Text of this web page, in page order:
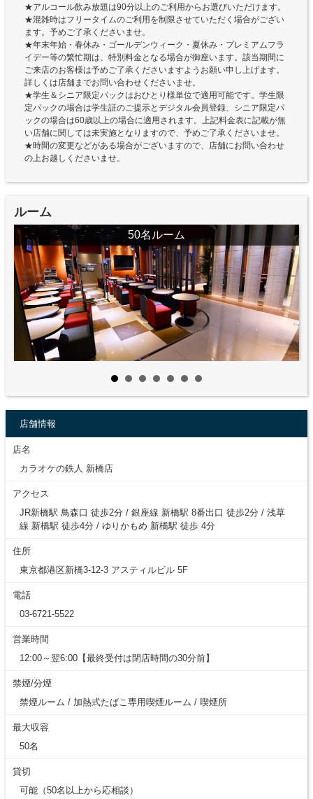
★アルコール飲み放題は90分以上のご利用からお選びいただけます。
★混雑時はフリータイムのご利用を制限させていただく場合がござい
ます。予めご了承くださいませ。
★年末年始・春休み・ゴールデンウィーク・夏休み・プレミアムフラ
イデー等の繁忙期は、特別料金となる場合が御座います。該当期間に
ご来店のお客様は予めご了承くださいますようお願い申し上げます。
詳しくは店舗までお問い合わせくださいませ。
★学生＆シニア限定パックはおひとり様単位で適用可能です。学生限
定パックの場合は学生証のご提示とデジタル会員登録、シニア限定パ
ックの場合は60歳以上の場合に適用されます。上記料金表に記載が無
い店舗に関しては未実施となりますので、予めご了承くださいませ。
★時間の変更などがある場合がございますので、店舗にお問い合わせ
の上お越しくださいませ。
ルーム
50名ルーム
店舗情報
店名
カラオケの鉄人 新橋店
アクセス
JR新橋駅 鳥森口 徒歩2分 / 銀座線 新橋駅 8番出口 徒歩2分 / 浅草
線 新橋駅 徒歩4分 / ゆりかもめ 新橋駅 徒歩 4分
住所
東京都港区新橋3-12-3 アスティルビル 5F
電話
03-6721-5522
営業時間
12:00～翌6:00【最終受付は閉店時間の30分前】
禁煙/分煙
禁煙ルーム / 加熱式たばこ専用喫煙ルーム / 喫煙所
最大収容
50名
貸切
可能（50名以上から応相談）